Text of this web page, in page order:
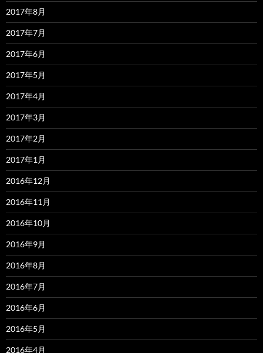
2017年8月
2017年7月
2017年6月
2017年5月
2017年4月
2017年3月
2017年2月
2017年1月
2016年12月
2016年11月
2016年10月
2016年9月
2016年8月
2016年7月
2016年6月
2016年5月
2016年4月